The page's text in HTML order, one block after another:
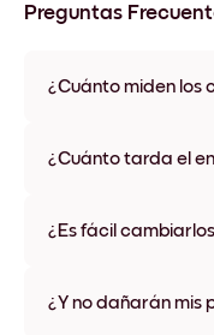
Preguntas
¿Cuánto miden los
varios materiales y
¿Cuánto tarda el
disponibles en
¿Es fácil
ningún daño
¿Y no dañarán mis